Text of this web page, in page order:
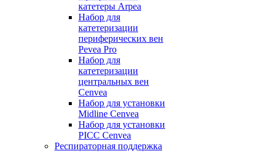
катетеры Arpea
Набор для
катетеризации
периферических вен
Pevea Pro
Набор для
катетеризации
центральных вен
Cenvea
Набор для установки
Midline Cenvea
Набор для установки
PICC Cenvea
Респираторная поддержка